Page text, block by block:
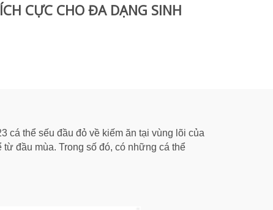
CỰC CHO ĐA DẠNG SINH
cá thể sếu đầu đỏ về kiếm ăn tại vùng lõi của
đầu mùa. Trong số đó, có những cá thể